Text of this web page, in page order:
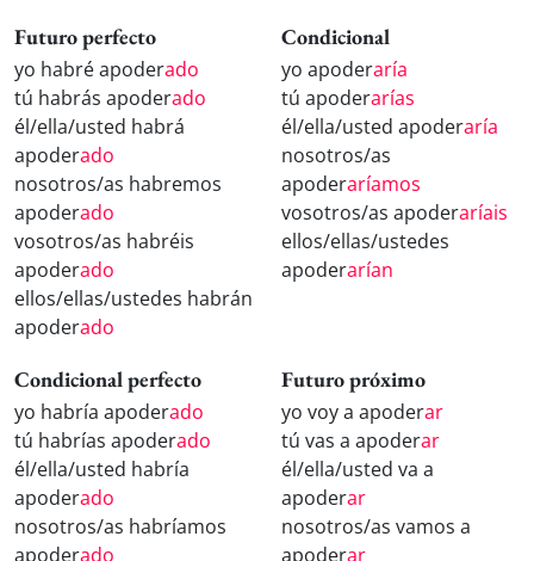
Futuro perfecto
yo habré apoderado
tú habrás apoderado
él/ella/usted habrá
apoderado
nosotros/as habremos
apoderado
vosotros/as habréis
apoderado
ellos/ellas/ustedes habrán
apoderado
Condicional
yo apoderaría
tú apoderarías
él/ella/usted apoderaría
nosotros/as
apoderaríamos
vosotros/as apoderaríais
ellos/ellas/ustedes
apoderarían
Condicional perfecto
yo habría apoderado
tú habrías apoderado
él/ella/usted habría
apoderado
nosotros/as habríamos
apoderado
Futuro próximo
yo voy a apoderar
tú vas a apoderar
él/ella/usted va a
apoderar
nosotros/as vamos a
apoderar